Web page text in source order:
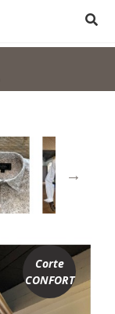
Corte
CONFORT